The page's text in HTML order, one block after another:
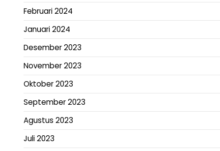
Februari 2024
Januari 2024
Desember 2023
November 2023
Oktober 2023
September 2023
Agustus 2023
Juli 2023